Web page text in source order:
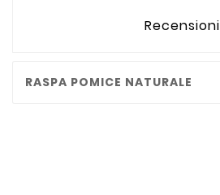
Recensioni
RASPA POMICE NATURALE